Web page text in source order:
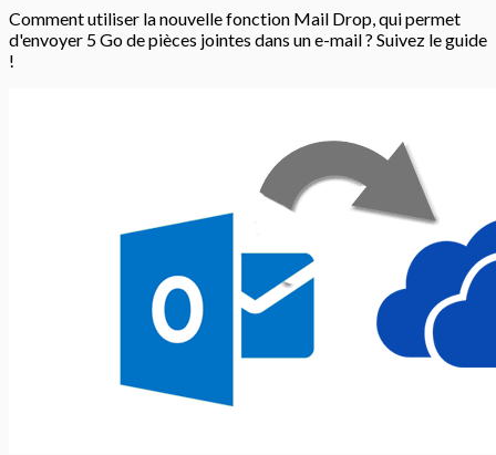
Comment utiliser la nouvelle fonction Mail Drop, qui permet
d'envoyer 5 Go de pièces jointes dans un e-mail ? Suivez le guide
!